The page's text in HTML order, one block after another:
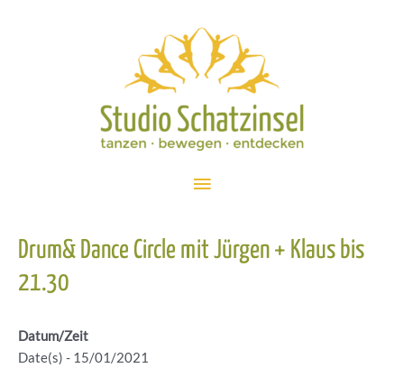
Hauptmenü
Drum& Dance Circle mit Jürgen + Klaus bis
21.30
Datum/Zeit
Date(s) - 15/01/2021